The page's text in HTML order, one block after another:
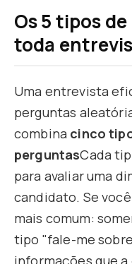
Os 5 tipos
toda
Uma entrevista
perguntas
combina cinco
perguntasCada
para avaliar uma
candidato. Se
mais comum:
tipo "fale-me